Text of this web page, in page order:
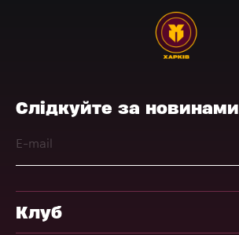
Слідкуйте за новинами
Клуб